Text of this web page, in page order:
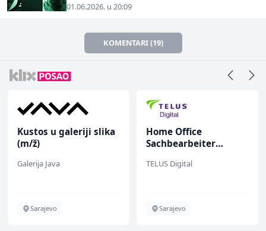
01.06.2026. u 20:09
KOMENTARI (19)
Kustos u galeriji slika
(m/ž)
Galerija Java
Sarajevo
Home Office
Sachbearbeiter
bekannten deutschen
TELUS Digital
Sarajevo